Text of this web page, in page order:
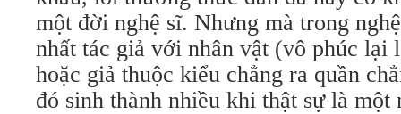
một đời nghệ sĩ. Nhưng mà trong
nhất tác giả với nhân vật (vô phúc lại
hoặc giả thuộc kiểu chẳng ra quần
đó sinh thành nhiều khi thật sự là một